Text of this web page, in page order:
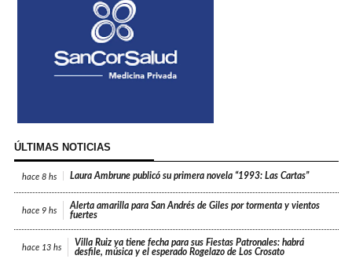
ÚLTIMAS NOTICIAS
hace 8 hs Laura Ambrune publicó su primera novela “1993: Las Cartas”
hace 9 hs
Alerta amarilla para San Andrés de Giles por tormenta y vientos
fuertes
hace 13 hs
Villa Ruiz ya tiene fecha para sus Fiestas Patronales: habrá
desfile, música y el esperado Rogelazo de Los Crosato